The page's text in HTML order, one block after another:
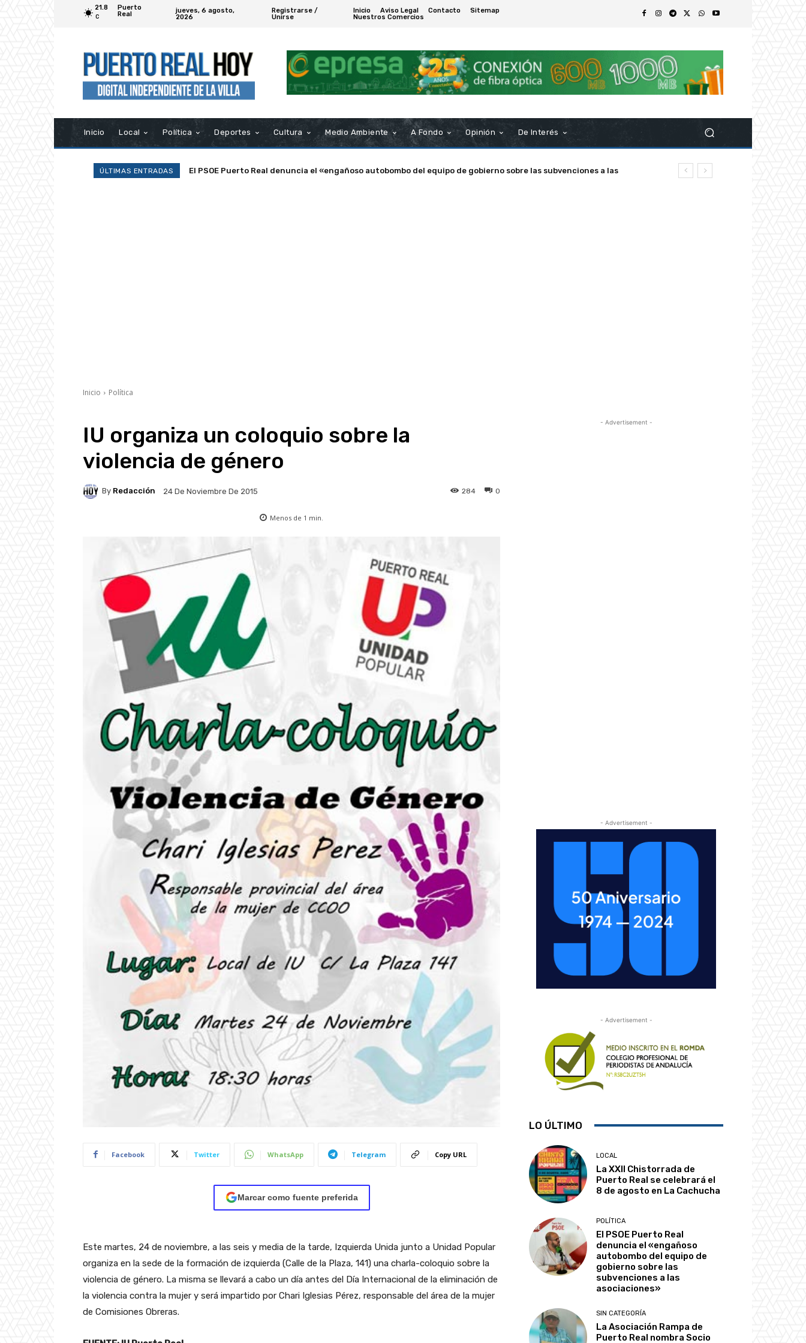
21.8
C
Puerto
Real
jueves, 6 agosto,
2026
Registrarse /
Unirse
Inicio Aviso Legal Contacto
Sitemap
Nuestros Comercios
Inicio Local Política Deportes Cultura Medio Ambiente A Fondo Opinión De Interés
ÚLTIMAS ENTRADAS
El PSOE Puerto Real denuncia el «engañoso autobombo del equipo de gobierno sobre las subvenciones a las
La Asociación Rampa de Puerto Real nombra Socio de Honor a Manuel Rosendo Sánchez
Inicio Política
IU organiza un coloquio sobre la
violencia de género
By Redacción 24 De Noviembre De 2015 0
284
Menos de 1 min.
Facebook Twitter WhatsApp Telegram Copy URL
Marcar como fuente preferida
Este martes, 24 de noviembre, a las seis y media de la tarde, Izquierda Unida junto a Unidad Popular
organiza en la sede de la formación de izquierda (Calle de la Plaza, 141) una charla-coloquio sobre la
violencia de género. La misma se llevará a cabo un día antes del Día Internacional de la eliminación de
la violencia contra la mujer y será impartido por Chari Iglesias Pérez, responsable del área de la mujer
de Comisiones Obreras.
- Advertisement -
- Advertisement -
- Advertisement -
LO ÚLTIMO
LOCAL
La XXII Chistorrada de
Puerto Real se celebrará el
8 de agosto en La Cachucha
POLÍTICA
El PSOE Puerto Real
denuncia el «engañoso
autobombo del equipo de
gobierno sobre las
subvenciones a las
asociaciones»
SIN CATEGORÍA
La Asociación Rampa de
Puerto Real nombra Socio